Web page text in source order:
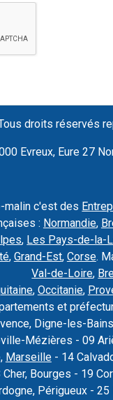
droits réservés
Evreux, Eure 27
malin c'est des
: Normandie,
, Les Pays-de-la-
, Grand-Est, Corse.
Val-de-Loire,
, Occitanie,
et
Digne-les-
Mézières - 09
Marseille- 14
Cher, Bourges - 19
Périgueux -